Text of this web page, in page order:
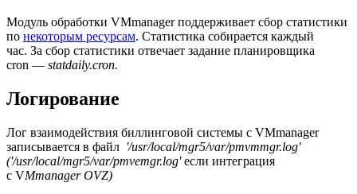
Модуль обработки VMmanager поддерживает сбор статистики
по некоторым ресурсам. Статистика собирается каждый
час. За сбор статистики отвечает задание планировщика
cron — statdaily.cron.
Логирование
Лог взаимодействия биллинговой системы с VMmanager
записывается в файл '/usr/local/mgr5/var/pmvmmgr.log'
('/usr/local/mgr5/var/pmvemgr.log'если интеграция
с VMmanager OVZ)